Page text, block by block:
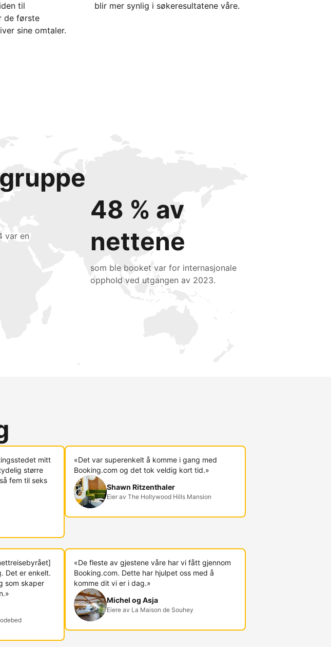
til
de første
sine omtaler.
blir mer synlig i søkeresultatene våre.
var en
48 % av
nettene
som ble booket var for internasjonale
opphold ved utgangen av 2023.
mitt
større
fem til seks
«Det var superenkelt å komme i gang med
Booking.com og det tok veldig kort tid.»
Shawn Ritzenthaler
Eier av The Hollywood Hills Mansion
Det er enkelt.
som skaper
«De fleste av gjestene våre har vi fått gjennom
Booking.com. Dette har hjulpet oss med å
komme dit vi er i dag.»
Michel og Asja
Eiere av La Maison de Souhey